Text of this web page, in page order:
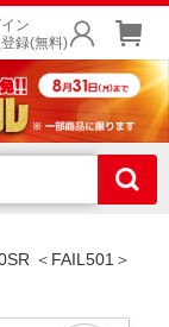
ン
録(無料)
＜FAIL501＞